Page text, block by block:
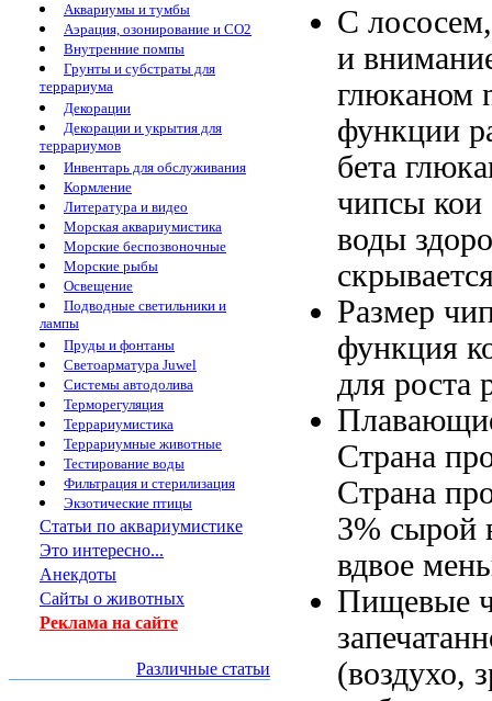
Аквариумы и тумбы
Аэрация, озонирование и CO2
Внутренние помпы
Грунты и субстраты для
террариума
Декорации
Декорации и укрытия для
террариумов
Инвентарь для обслуживания
Кормление
Литература и видео
Морская аквариумистика
Морские беспозвоночные
Морские рыбы
Освещение
Подводные светильники и
лампы
Пруды и фонтаны
Светоарматура Juwel
Системы автодолива
Терморегуляция
Террариумистика
Террариумные животные
Тестирование воды
Фильтрация и стерилизация
Экзотические птицы
Статьи по аквариумистике
Это интересно...
Анекдоты
Сайты о животных
Реклама на сайте
Различные статьи
С
и
глюканом
функции
бета
чипсы
воды
Размер
функция
для роста
Страна
Страна
3% сырой
вдвое
Пищевые
(воздухо,